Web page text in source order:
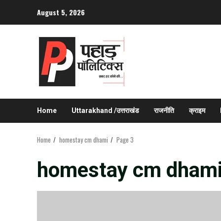
August 5, 2026
Home Uttarakhand /उत्तराखंड राजनीति क्राइम
Home homestay cm dhami Page 3
homestay cm